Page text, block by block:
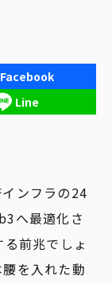
Facebook
Line
ンフラの24
へ最適化さ
前兆でしょ
を入れた動